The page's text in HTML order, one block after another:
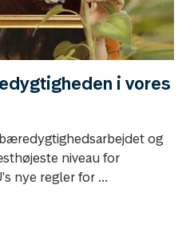
i vores
og
niveau for
nye regler for ...